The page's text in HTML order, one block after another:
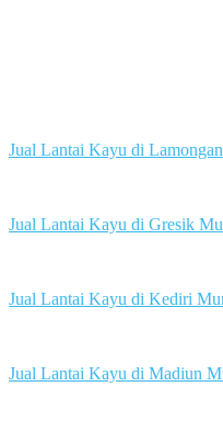
Jual Lantai Kayu di
Jual Lantai Kayu di Gresik
Jual Lantai Kayu di Kediri
Jual Lantai Kayu di Madiun